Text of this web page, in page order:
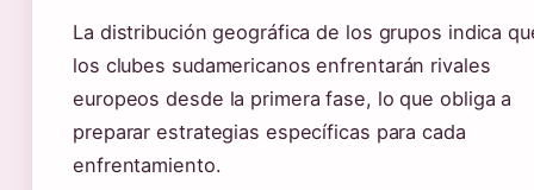
La distribución geográfica de los grupos indica
los clubes sudamericanos enfrentarán rivales
europeos desde la primera fase, lo que obliga a
preparar estrategias específicas para cada
enfrentamiento.